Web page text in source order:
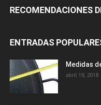
RECOMENDACIONES
ENTRADAS
Medidas
abril 19, 2018